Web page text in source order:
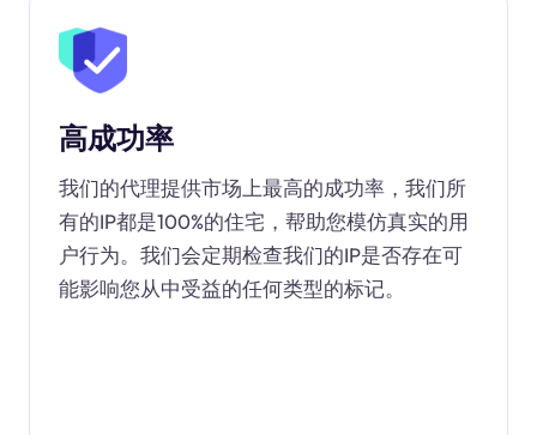
高成功率
我们的代理提供市场上最高的成功率，我们所
有的IP都是100%的住宅，帮助您模仿真实的用
户行为。我们会定期检查我们的IP是否存在可
能影响您从中受益的任何类型的标记。